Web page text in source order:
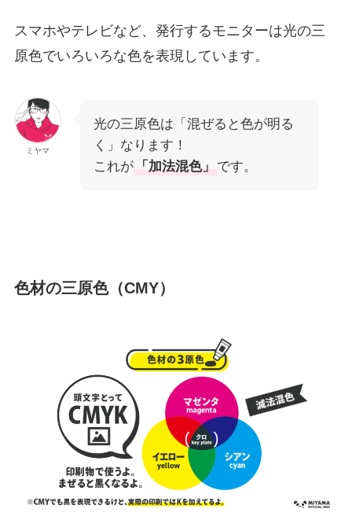
スマホやテレビなど、発行するモニターは光の三
原色でいろいろな色を表現しています。
ミヤマ
光の三原色は「混ぜると色が明る
く」なります！
これが
「加法混色」 です。
色材の三原色（CMY）